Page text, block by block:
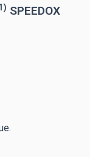
SPEEDOX